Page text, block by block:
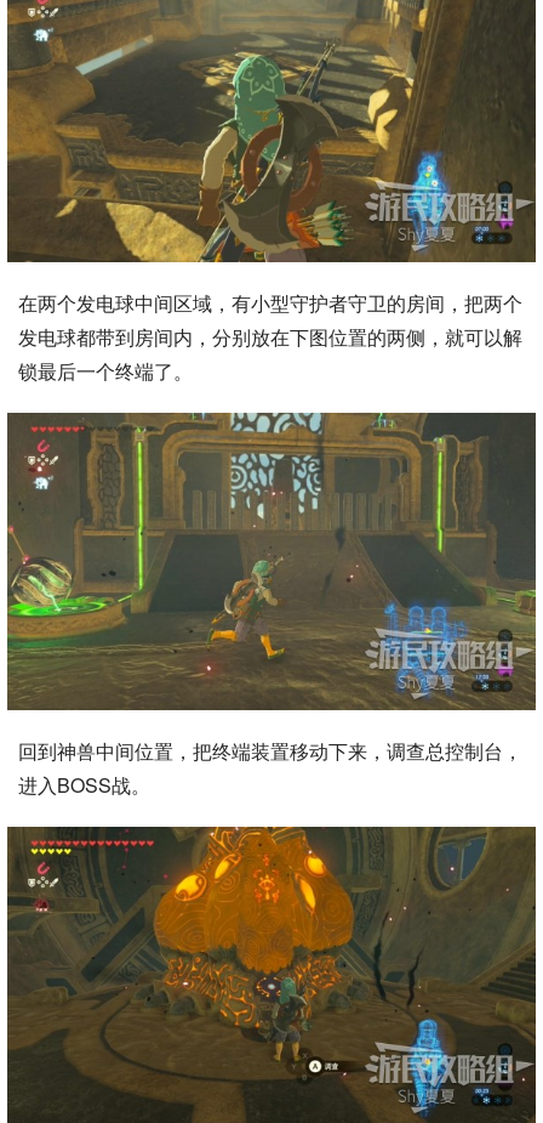
在两个发电球中间区域，有小型守护者守卫的房间，把两个
发电球都带到房间内，分别放在下图位置的两侧，就可以解
锁最后一个终端了。
回到神兽中间位置，把终端装置移动下来，调查总控制台，
进入BOSS战。